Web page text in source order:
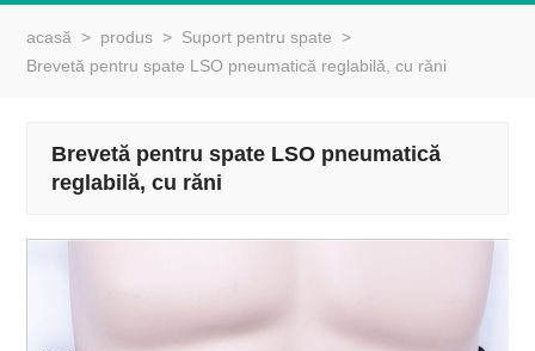
acasă > produs > Suport pentru spate >
Brevetă pentru spate LSO pneumatică reglabilă, cu răni
Brevetă pentru spate LSO pneumatică
reglabilă, cu răni